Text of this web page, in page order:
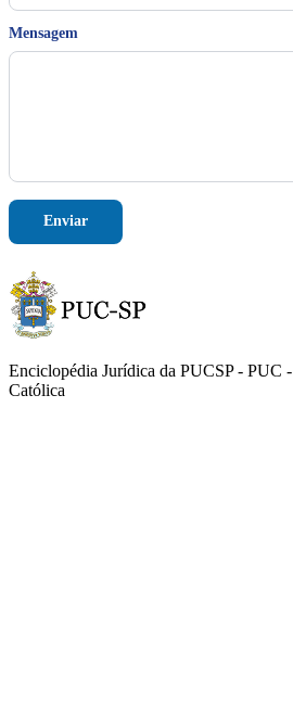
o
n
Mensagem
Enviar
Enciclopédia Jurídica da PUCSP - PUC
Católica